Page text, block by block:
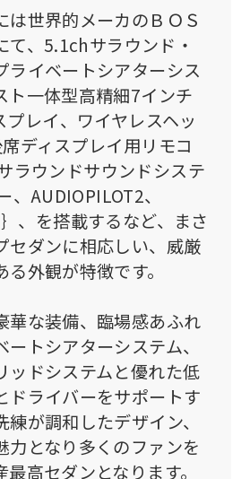
は世界的メーカのＢＯＳ
て、5.1chサラウンド・
ライベートシアターシス
ト一体型高精細7インチ
プレイ、ワイヤレスヘッ
ディスプレイ用リモコ
ラウンドサウンドシステ
AUDIOPILOT2、
、を搭載するなど、まさ
セダンに相応しい、威厳
る外観が特徴です。
華な装備、臨場感あふれ
トシアターシステム、
ッドシステムと優れた低
ドライバーをサポートす
が調和したデザイン、
力となり多くのファンを
高セダンとなります。